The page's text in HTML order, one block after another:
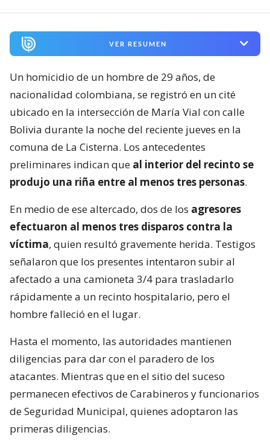
VER RESUMEN
Un homicidio de un hombre de 29 años, de
nacionalidad colombiana, se registró en un cité
ubicado en la intersección de María Vial con calle
Bolivia durante la noche del reciente jueves en la
comuna de La Cisterna. Los antecedentes
preliminares indican que al interior del recinto se
produjo una riña entre al menos tres personas.
En medio de ese altercado, dos de los agresores
efectuaron al menos tres disparos contra la
víctima, quien resultó gravemente herida. Testigos
señalaron que los presentes intentaron subir al
afectado a una camioneta 3/4 para trasladarlo
rápidamente a un recinto hospitalario, pero el
hombre falleció en el lugar.
Hasta el momento, las autoridades mantienen
diligencias para dar con el paradero de los
atacantes. Mientras que en el sitio del suceso
permanecen efectivos de Carabineros y funcionarios
de Seguridad Municipal, quienes adoptaron las
primeras diligencias.